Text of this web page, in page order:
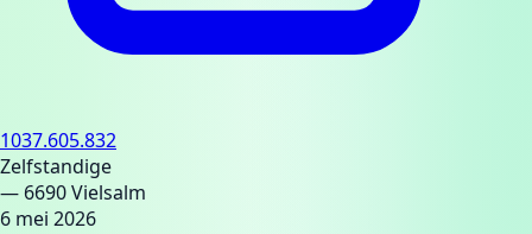
1037.605.832
Zelfstandige
— 6690 Vielsalm
6 mei 2026